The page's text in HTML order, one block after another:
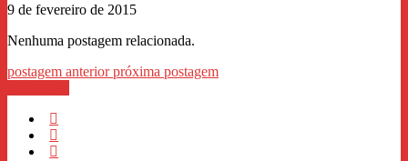
9 de fevereiro de 2015
Nenhuma postagem relacionada.
postagem anteriorpróxima postagem